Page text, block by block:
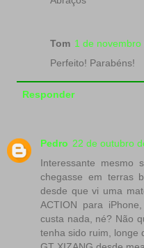
Tom 1 de
Perfeito! Parabéns!
Responder
Pedro 22 de outubro
Interessante mesmo
chegasse em terras
desde que vi uma
ACTION para
custa nada, né? Não
tenha sido ruim, longe